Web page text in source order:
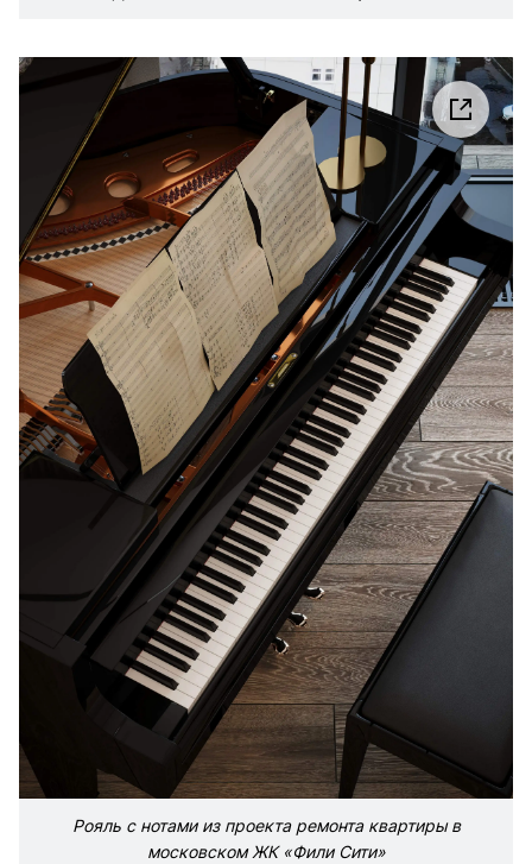
Рояль с нотами из проекта ремонта квартиры в
московском ЖК «Фили Сити»